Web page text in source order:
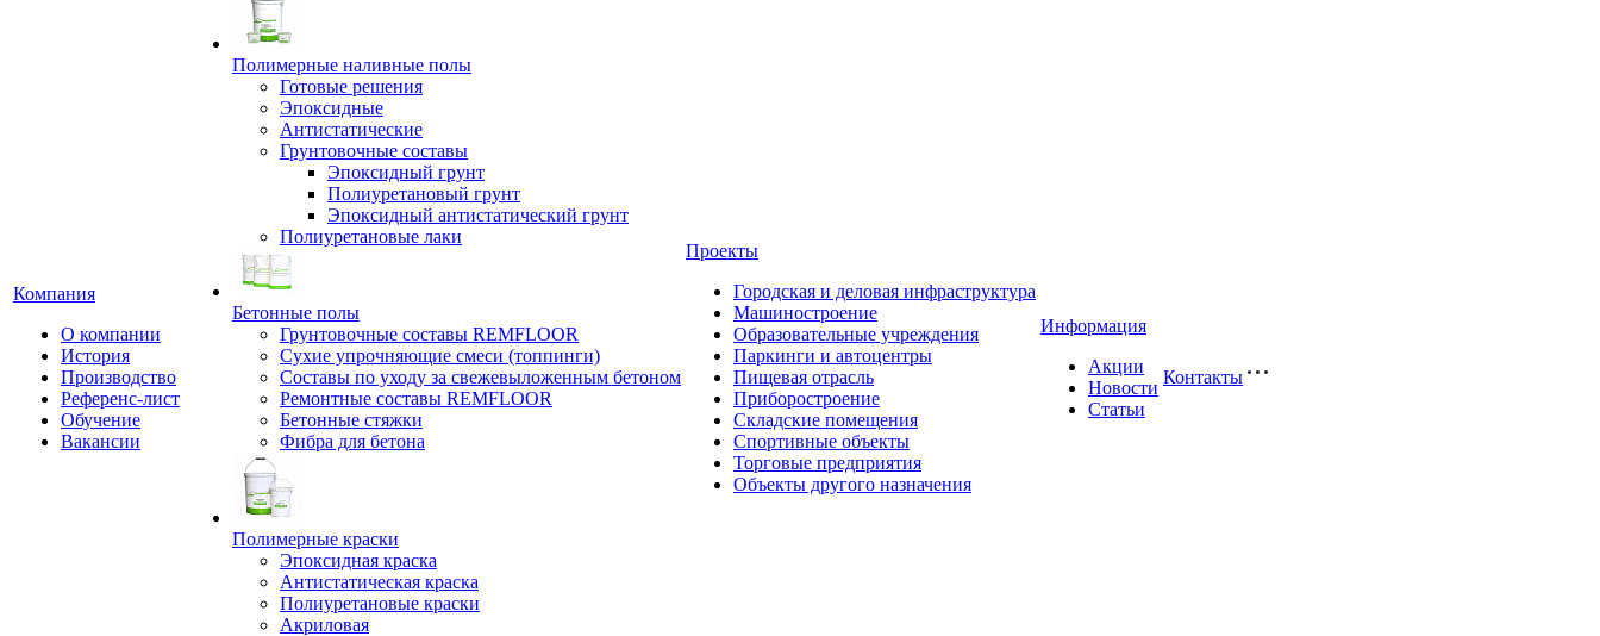
Компания
О компании
История
Производство
Референс-лист
Обучение
Вакансии
Полимерные наливные полы
Готовые решения
Эпоксидные
Антистатические
Грунтовочные составы
Эпоксидный грунт
Полиуретановый грунт
Эпоксидный антистатический грунт
Полиуретановые лаки
Бетонные полы
Грунтовочные составы REMFLOOR
Сухие упрочняющие смеси (топпинги)
Составы по уходу за свежевыложенным бетоном
Ремонтные составы REMFLOOR
Бетонные стяжки
Фибра для бетона
Полимерные краски
Эпоксидная краска
Антистатическая краска
Полиуретановые краски
Акриловая
Проекты
Городская и деловая инфраструктура
Машиностроение
Образовательные учреждения
Паркинги и автоцентры
Пищевая отрасль
Приборостроение
Складские помещения
Спортивные объекты
Торговые предприятия
Объекты другого назначения
Информация
Акции
Новости
Статьи
Контакты